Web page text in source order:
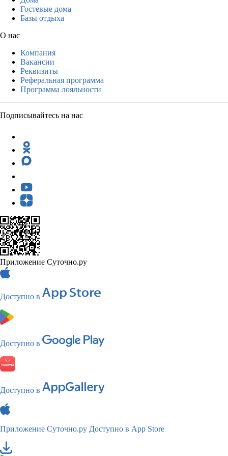
Гостевые дома
Базы отдыха
О нас
Компания
Вакансии
Реквизиты
Реферальная программа
Программа лояльности
Подписывайтесь на нас
Приложение Суточно.ру
Доступно в
Доступно в
Доступно в
Приложение Суточно.ру Доступно в App Store